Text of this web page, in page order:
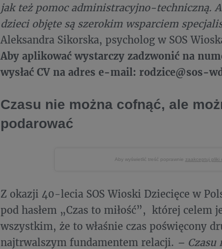
jak też pomoc administracyjno-techniczną.
dzieci objęte są szerokim wsparciem
Aleksandra Sikorska, psycholog w SOS
Aby aplikować wystarczy zadzwonić na
wysłać CV na adres e-mail: rodzice@sos-
Czasu nie można cofnąć, ale
podarować
Aby wyświetlić treść poprawnie zaakceptuj pliki
Z okazji 40-lecia SOS Wioski Dziecięce w
pod hasłem „Czas to miłość”, której celem
wszystkim, że to właśnie czas poświęcony
najtrwalszym fundamentem relacji. – Czasu